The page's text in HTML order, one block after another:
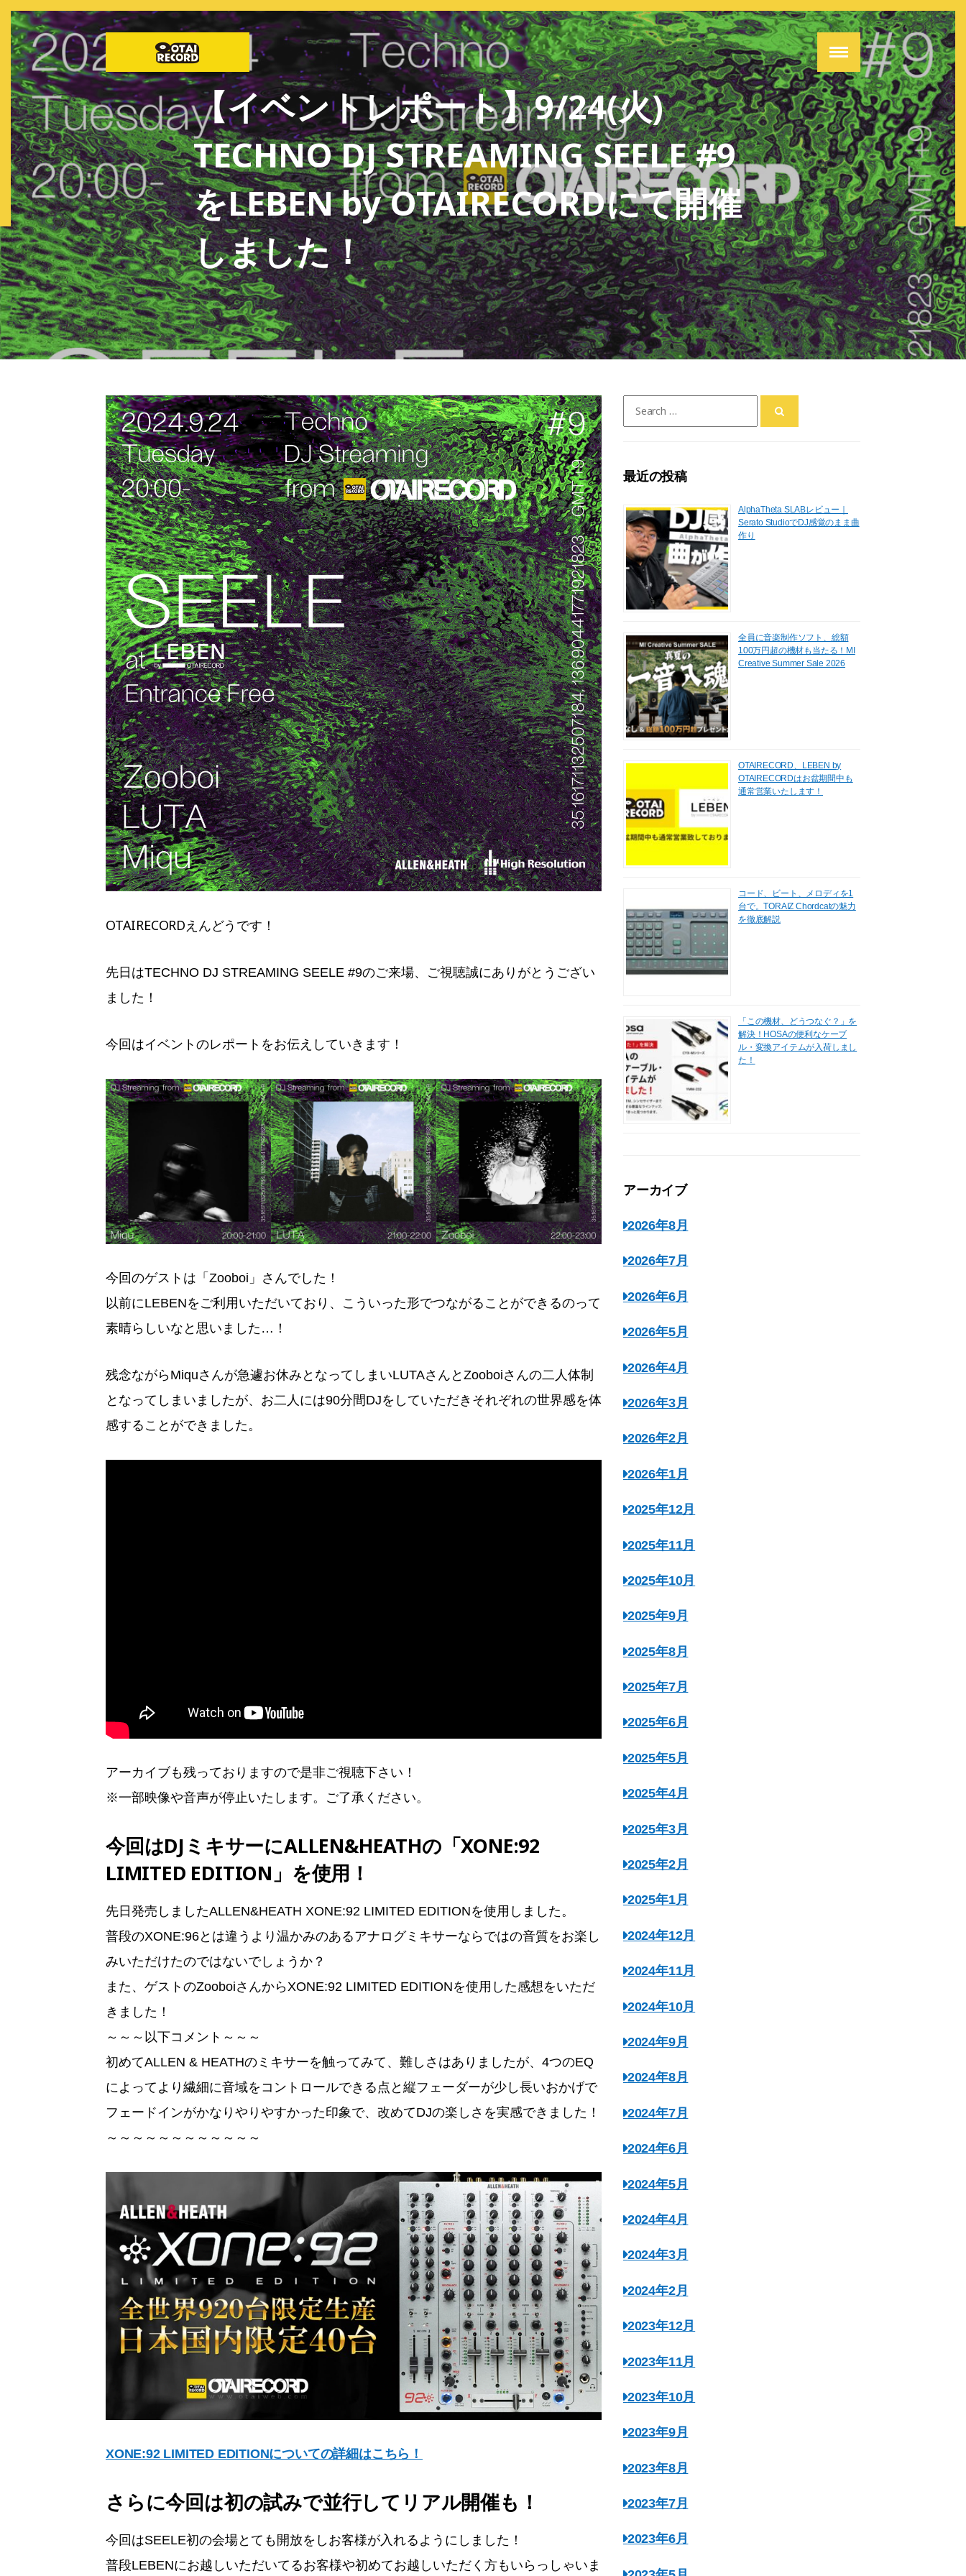
【イベントレポート】9/24(火)
TECHNO DJ STREAMING SEELE #9
をLEBEN by OTAIRECORDにて開催
しました！
OTAIRECORDえんどうです！
先日はTECHNO DJ STREAMING SEELE #9のご来場、ご視聴誠にありがとうござい
ました！
今回はイベントのレポートをお伝えしていきます！
今回のゲストは「Zooboi」さんでした！
以前にLEBENをご利用いただいており、こういった形でつながることができるのって
素晴らしいなと思いました…！
残念ながらMiquさんが急遽お休みとなってしまいLUTAさんとZooboiさんの二人体制
となってしまいましたが、お二人には90分間DJをしていただきそれぞれの世界感を体
感することができました。
アーカイブも残っておりますので是非ご視聴下さい！
※一部映像や音声が停止いたします。ご了承ください。
今回はDJミキサーにALLEN&HEATHの「XONE:92
LIMITED EDITION」を使用！
先日発売しましたALLEN&HEATH XONE:92 LIMITED EDITIONを使用しました。
普段のXONE:96とは違うより温かみのあるアナログミキサーならではの音質をお楽し
みいただけたのではないでしょうか？
また、ゲストのZooboiさんからXONE:92 LIMITED EDITIONを使用した感想をいただ
きました！
～～～以下コメント～～～
初めてALLEN & HEATHのミキサーを触ってみて、難しさはありましたが、4つのEQ
によってより繊細に音域をコントロールできる点と縦フェーダーが少し長いおかげで
フェードインがかなりやりやすかった印象で、改めてDJの楽しさを実感できました！
～～～～～～～～～～～～
XONE:92 LIMITED EDITIONについての詳細はこちら！
さらに今回は初の試みで並行してリアル開催も！
今回はSEELE初の会場とても開放をしお客様が入れるようにしました！
普段LEBENにお越しいただいてるお客様や初めてお越しいただく方もいらっしゃいま
for:
最近の投稿
AlphaTheta SLABレビュー｜
Serato StudioでDJ感覚のまま曲
作り
全員に音楽制作ソフト、総額
100万円超の機材も当たる！MI
Creative Summer Sale 2026
OTAIRECORD、LEBEN by
OTAIRECORDはお盆期間中も
通常営業いたします！
コード、ビート、メロディを1
台で。TORAIZ Chordcatの魅力
を徹底解説
「この機材、どうつなぐ？」を
解決！HOSAの便利なケーブ
ル・変換アイテムが入荷しまし
た！
アーカイブ
2026年8月
2026年7月
2026年6月
2026年5月
2026年4月
2026年3月
2026年2月
2026年1月
2025年12月
2025年11月
2025年10月
2025年9月
2025年8月
2025年7月
2025年6月
2025年5月
2025年4月
2025年3月
2025年2月
2025年1月
2024年12月
2024年11月
2024年10月
2024年9月
2024年8月
2024年7月
2024年6月
2024年5月
2024年4月
2024年3月
2024年2月
2023年12月
2023年11月
2023年10月
2023年9月
2023年8月
2023年7月
2023年6月